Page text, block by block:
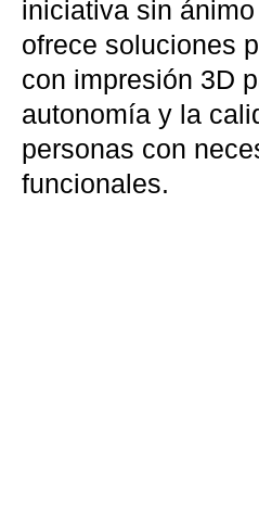
iniciativa sin
ofrece soluciones
con impresión 3D
autonomía y la
personas con
funcionales.